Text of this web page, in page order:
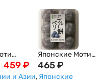
459₽
Японские Моти
Дайфуку с
Голубикой
465₽
и Азии, Японские